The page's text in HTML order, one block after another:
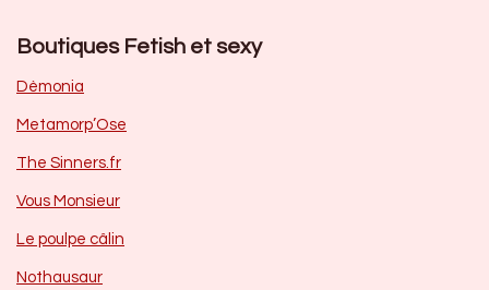
Boutiques Fetish et sexy
Dèmonia
Metamorp’Ose
The Sinners.fr
Vous Monsieur
Le poulpe câlin
Nothausaur